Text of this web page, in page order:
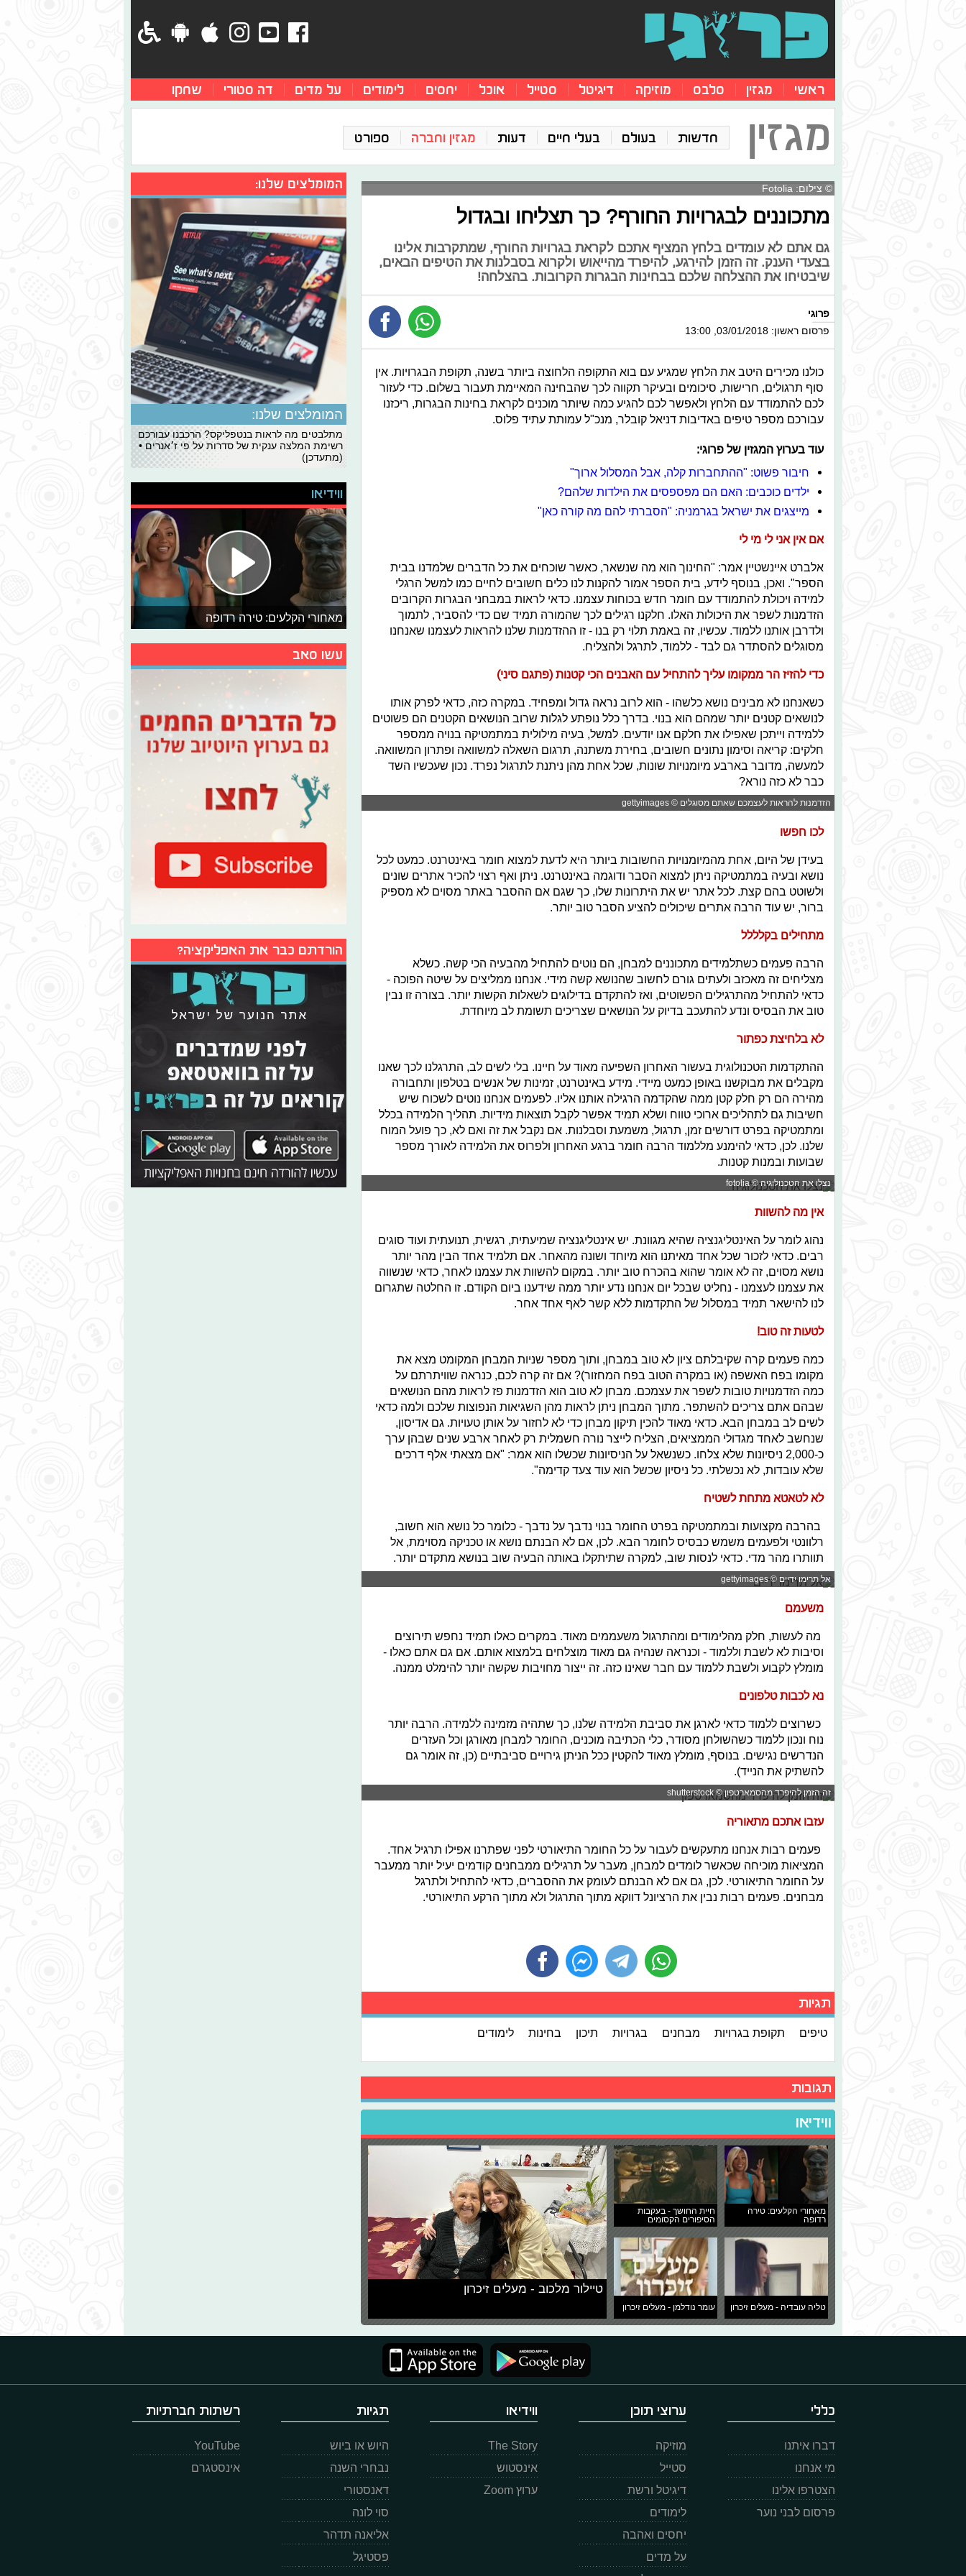
ראשי מגזין סלבס מוזיקה דיגיטל סטייל אוכל יחסים לימודים על מדים דה סטורי שחקו
מגזין חדשות בעולם בעלי חיים דעות מגזין וחברה ספורט
© צילום: Fotolia
מתכוננים לבגרויות החורף? כך תצליחו ובגדול
גם אתם לא עומדים בלחץ המציף אתכם לקראת בגרויות החורף, שמתקרבות אלינו
בצעדי הענק. זה הזמן להירגע, להיפרד מהייאוש ולקרוא בסבלנות את הטיפים הבאים,
שיבטיחו את ההצלחה שלכם בבחינות הבגרות הקרובות. בהצלחה!
פרוגי
פרסום ראשון: 03/01/2018, 13:00
כולנו מכירים היטב את הלחץ שמגיע עם בוא התקופה הלחוצה ביותר בשנה, תקופת הבגרויות. אין
סוף תרגולים, חרישות, סיכומים ובעיקר תקווה לכך שהבחינה המאיימת תעבור בשלום. כדי לעזור
לכם להתמודד עם הלחץ ולאפשר לכם להגיע כמה שיותר מוכנים לקראת בחינות הבגרות, ריכזנו
עבורכם מספר טיפים באדיבות דניאל קובלר, מנכ"ל עמותת עתיד פלוס.
עוד בערוץ המגזין של פרוגי:
חיבור פשוט: "ההתחברות קלה, אבל המסלול ארוך"
ילדים כוכבים: האם הם מפספסים את הילדות שלהם?
מייצגים את ישראל בגרמניה: "הסברתי להם מה קורה כאן"
אם אין אני לי מי לי
אלברט איינשטיין אמר: "החינוך הוא מה שנשאר, כאשר שוכחים את כל הדברים שלמדנו בבית
הספר". ואכן, בנוסף לידע, בית הספר אמור להקנות לנו כלים חשובים לחיים כמו למשל הרגלי
למידה ויכולת להתמודד עם חומר חדש בכוחות עצמנו. כדאי לראות במבחני הבגרות הקרובים
הזדמנות לשפר את היכולות האלו. חלקנו רגילים לכך שהמורה תמיד שם כדי להסביר, לתמוך
ולדרבן אותנו ללמוד. עכשיו, זה באמת תלוי רק בנו - זו ההזדמנות שלנו להראות לעצמנו שאנחנו
מסוגלים להסתדר גם לבד - ללמוד, לתרגל ולהצליח.
כדי להזיז הר ממקומו עליך להתחיל עם האבנים הכי קטנות (פתגם סיני)
כשאנחנו לא מבינים נושא כלשהו - הוא לרוב נראה גדול ומפחיד. במקרה כזה, כדאי לפרק אותו
לנושאים קטנים יותר שמהם הוא בנוי. בדרך כלל נופתע לגלות שרוב הנושאים הקטנים הם פשוטים
ללמידה וייתכן שאפילו את חלקם אנו יודעים. למשל, בעיה מילולית במתמטיקה בנויה ממספר
חלקים: קריאה וסימון נתונים חשובים, בחירת משתנה, תרגום השאלה למשוואה ופתרון המשוואה.
למעשה, מדובר בארבע מיומנויות שונות, שכל אחת מהן ניתנת לתרגול נפרד. נכון שעכשיו השד
כבר לא כזה נורא?
הזדמנות להראות לעצמכם שאתם מסוגלים © gettyimages
לכו חפשו
בעידן של היום, אחת מהמיומנויות החשובות ביותר היא לדעת למצוא חומר באינטרנט. כמעט לכל
נושא ובעיה במתמטיקה ניתן למצוא הסבר ודוגמה באינטרנט. ניתן ואף רצוי להכיר אתרים שונים
ולשוטט בהם קצת. לכל אתר יש את היתרונות שלו, כך שגם אם ההסבר באתר מסוים לא מספיק
ברור, יש עוד הרבה אתרים שיכולים להציע הסבר טוב יותר.
מתחילים בקלללל
הרבה פעמים כשתלמידים מתכוננים למבחן, הם נוטים להתחיל מהבעיה הכי קשה. כשלא
מצליחים זה מאכזב ולעתים גורם לחשוב שהנושא קשה מידי. אנחנו ממליצים על שיטה הפוכה -
כדאי להתחיל מהתרגילים הפשוטים, ואז להתקדם בדילוגים לשאלות הקשות יותר. בצורה זו נבין
טוב את הבסיס ונדע להתעכב בדיוק על הנושאים שצריכים תשומת לב מיוחדת.
לא בלחיצת כפתור
ההתקדמות הטכנולוגית בעשור האחרון השפיעה מאוד על חיינו. בלי לשים לב, התרגלנו לכך שאנו
מקבלים את מבוקשנו באופן כמעט מיידי. מידע באינטרנט, זמינות של אנשים בטלפון ותחבורה
מהירה הם רק חלק קטן ממה שהקדמה הרגילה אותנו אליו. לפעמים אנחנו נוטים לשכוח שיש
חשיבות גם לתהליכים ארוכי טווח ושלא תמיד אפשר לקבל תוצאות מידיות. תהליך הלמידה בכלל
ומתמטיקה בפרט דורשים זמן, תרגול, משמעת וסבלנות. אם נקבל את זה ואם לא, כך פועל המוח
שלנו. לכן, כדאי להימנע מללמוד הרבה חומר ברגע האחרון ולפרוס את הלמידה לאורך מספר
שבועות ובמנות קטנות.
נצלו את הטכנולוגיה © fotolia
אין מה להשוות
נהוג לומר על האינטליגנציה שהיא מגוונת. יש אינטליגנציה שמיעתית, רגשית, תנועתית ועוד סוגים
רבים. כדאי לזכור שכל אחד מאיתנו הוא מיוחד ושונה מהאחר. אם תלמיד אחד הבין מהר יותר
נושא מסוים, זה לא אומר שהוא בהכרח טוב יותר. במקום להשוות את עצמנו לאחר, כדאי שנשווה
את עצמנו לעצמנו - נחליט שבכל יום אנחנו נדע יותר ממה שידענו ביום הקודם. זו החלטה שתגרום
לנו להישאר תמיד במסלול של התקדמות ללא קשר לאף אחד אחר.
לטעות זה טוב!
כמה פעמים קרה שקיבלתם ציון לא טוב במבחן, ותוך מספר שניות המבחן המקומט מצא את
מקומו בפח האשפה (או במקרה הטוב בפח המחזור)? אם זה קרה לכם, כנראה שוויתרתם על
כמה הזדמנויות טובות לשפר את עצמכם. מבחן לא טוב הוא הזדמנות פז לראות מהם הנושאים
שבהם אתם צריכים להשתפר. מתוך המבחן ניתן לראות מהן השגיאות הנפוצות שלכם ולמה כדאי
לשים לב במבחן הבא. כדאי מאוד להכין תיקון מבחן כדי לא לחזור על אותן טעויות. גם אדיסון,
שנחשב לאחד מגדולי הממציאים, הצליח לייצר נורה חשמלית רק לאחר ארבע שנים שבהן ערך
כ-2,000 ניסיונות שלא צלחו. כשנשאל על הניסיונות שכשלו הוא אמר: "אם מצאתי אלף דרכים
שלא עובדות, לא נכשלתי. כל ניסיון שכשל הוא עוד צעד קדימה".
לא לטאטא מתחת לשטיח
בהרבה מקצועות ובמתמטיקה בפרט החומר בנוי נדבך על נדבך - כלומר כל נושא הוא חשוב,
רלוונטי ולפעמים משמש כבסיס לחומר הבא. לכן, אם לא הבנתם נושא או טכניקה מסוימת, אל
תוותרו מהר מדי. כדאי לנסות שוב, למקרה שתיתקלו באותה הבעיה שוב בנושא מתקדם יותר.
אל תרימו ידיים © gettyimages
משעמם
מה לעשות, חלק מהלימודים ומהתרגול משעממים מאוד. במקרים כאלו תמיד נחפש תירוצים
וסיבות לא לשבת וללמוד - וכנראה שנהיה גם מאוד מוצלחים בלמצוא אותם. אם גם אתם כאלו -
מומלץ לקבוע ולשבת ללמוד עם חבר שאינו כזה. זה ייצור מחויבות שקשה יותר להימלט ממנה.
נא לכבות טלפונים
כשרוצים ללמוד כדאי לארגן את סביבת הלמידה שלנו, כך שתהיה מזמינה ללמידה. הרבה יותר
נוח ונכון ללמוד כשהשולחן מסודר, כלי הכתיבה מוכנים, החומר למבחן מאורגן וכל העזרים
הנדרשים נגישים. בנוסף, מומלץ מאוד להקטין ככל הניתן גירויים סביבתיים (כן, זה אומר גם
להשתיק את הנייד).
זה הזמן להיפרד מהסמארטפון © shutterstock
עזבו אתכם מתאוריה
פעמים רבות אנחנו מתעקשים לעבור על כל החומר התיאורטי לפני שפתרנו אפילו תרגיל אחד.
המציאות מוכיחה שכאשר לומדים למבחן, מעבר על תרגילים ממבחנים קודמים יעיל יותר ממעבר
על החומר התיאורטי. לכן, גם אם לא הבנתם לעומק את ההסברים, כדאי להתחיל ולתרגל
מבחנים. פעמים רבות נבין את הרציונל דווקא מתוך התרגול ולא מתוך הרקע התיאורטי.
תגיות
טיפים תקופת בגרויות מבחנים בגרויות תיכון בחינות לימודים
תגובות
ווידיאו
מאחורי הקלעים: טירה
רדופה
חיית החושך - בעקבות
הסיפורים הקסומים
טליה עובדיה - מעלים זיכרון עומר נודלמן - מעלים זיכרון
טיילור מלכוב - מעלים זיכרון
המומלצים שלנו:
המומלצים שלנו:
מתלבטים מה לראות בנטפליקס? הרכבנו עבורכם
רשימת המלצה ענקית של סדרות על פי ז׳אנרים •
(מתעדכן)
ווידיאו
מאחורי הקלעים: טירה רדופה
עשו סאב
הורדתם כבר את האפליקציה?
כללי
דברו איתנו
מי אנחנו
הצטרפו אלינו
פרסום לבני נוער
ערוצי תוכן
מוזיקה
סטייל
דיגיטל ורשת
לימודים
יחסים ואהבה
על מדים
ווידיאו
The Story
אינסטוש
ערוץ Zoom
תגיות
היוש או ביוש
נבחרי השנה
דאנסטורי
סוי לונה
אליאנה תדהר
פסטיגל
רשתות חברתיות
YouTube
אינסטגרם